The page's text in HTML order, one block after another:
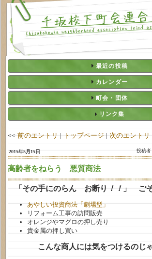
最近の投稿
カレンダー
町会・団体
リンク集
<< 前のエントリ | トップページ | 次のエントリ
2015年5月15日 投稿者
高齢者をねらう 悪質商法
「その手にのらん お断り ！！ 」 ご
あやしい投資商法「劇場型」
リフォーム工事の訪問販売
オレンジやマグロの押し売り
貴金属の押し買い
こんな商人には気をつけるのじ